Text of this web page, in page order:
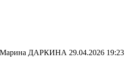
Марина ДАРКИНА 29.04.2026 19:23